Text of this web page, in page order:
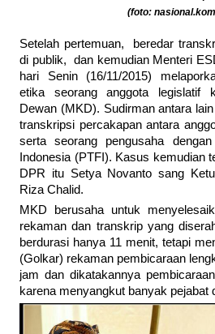
(foto:
Setelah pertemuan, beredar
di publik, dan kemudian Menteri
hari Senin (16/11/2015)
etika seorang anggota legislatif
Dewan (MKD). Sudirman antara
transkripsi percakapan antara
serta seorang pengusaha
Indonesia (PTFI). Kasus kemudian
DPR itu Setya Novanto sang
Riza Chalid.
MKD berusaha untuk
rekaman dan transkrip yang
berdurasi hanya 11 menit, tetapi
(Golkar) rekaman pembicaraan
jam dan dikatakannya
karena menyangkut banyak pejabat